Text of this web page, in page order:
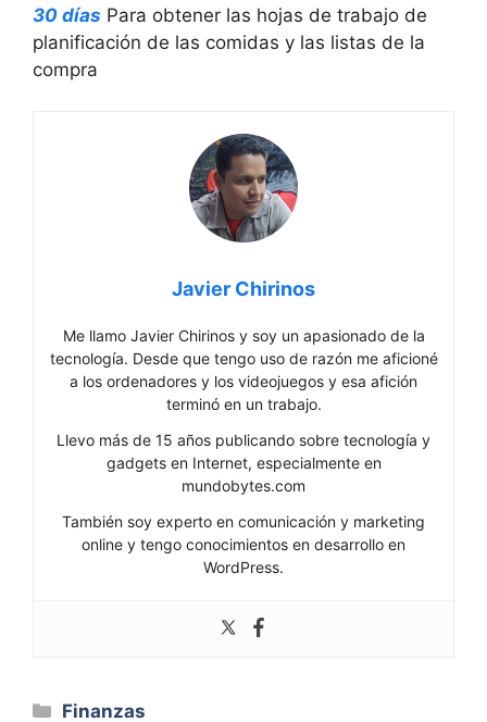
30 días Para obtener las hojas de trabajo de
planificación de las comidas y las listas de la
compra
Javier Chirinos
Me llamo Javier Chirinos y soy un apasionado de la
tecnología. Desde que tengo uso de razón me aficioné
a los ordenadores y los videojuegos y esa afición
terminó en un trabajo.
Llevo más de 15 años publicando sobre tecnología y
gadgets en Internet, especialmente en
mundobytes.com
También soy experto en comunicación y marketing
online y tengo conocimientos en desarrollo en
WordPress.
Categorías
Finanzas